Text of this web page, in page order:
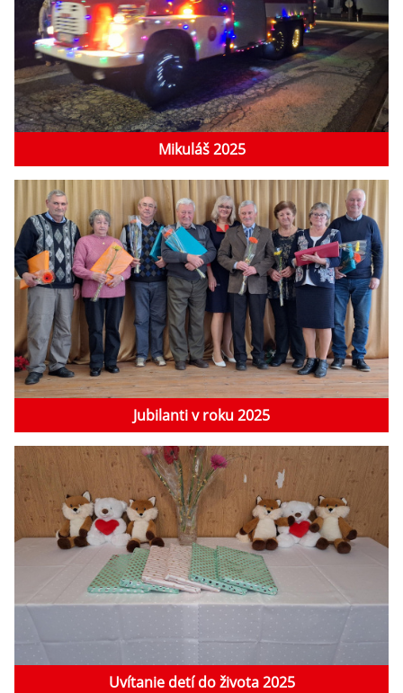
Mikuláš 2025
Jubilanti v roku 2025
Uvítanie detí do života 2025